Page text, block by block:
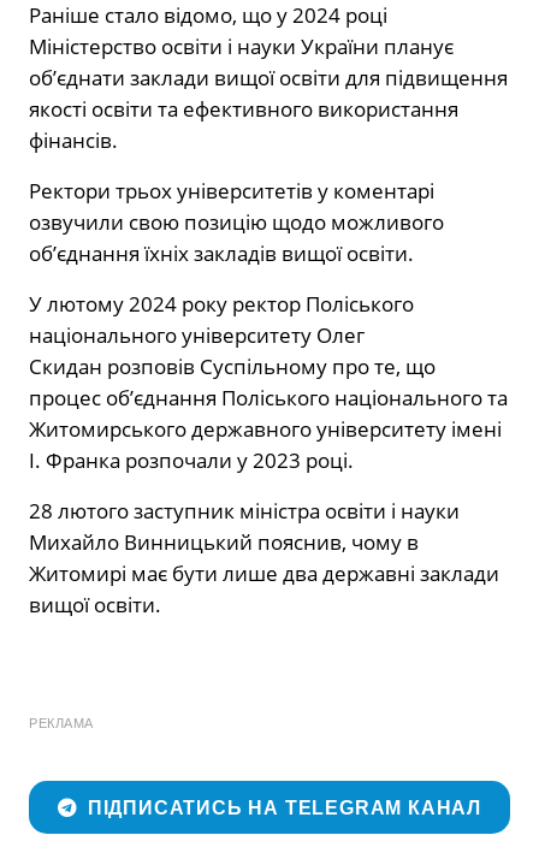
Раніше стало відомо, що у 2024 році
Міністерство освіти і науки України планує
об’єднати заклади вищої освіти для підвищення
якості освіти та ефективного використання
фінансів.
Ректори трьох університетів у коментарі
озвучили свою позицію щодо можливого
об’єднання їхніх закладів вищої освіти.
У лютому 2024 року ректор Поліського
національного університету Олег
Скидан розповів Суспільному про те, що
процес об’єднання Поліського національного та
Житомирського державного університету імені
І. Франка розпочали у 2023 році.
28 лютого заступник міністра освіти і науки
Михайло Винницький пояснив, чому в
Житомирі має бути лише два державні заклади
вищої освіти.
РЕКЛАМА
ПІДПИСАТИСЬ НА TELEGRAM КАНАЛ